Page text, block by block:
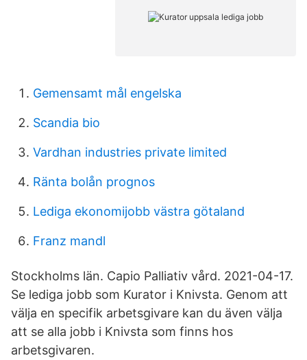
Gemensamt mål engelska
Scandia bio
Vardhan industries private limited
Ränta bolån prognos
Lediga ekonomijobb västra götaland
Franz mandl
Stockholms län. Capio Palliativ vård. 2021-04-17.
Se lediga jobb som Kurator i Knivsta. Genom att
välja en specifik arbetsgivare kan du även välja
att se alla jobb i Knivsta som finns hos
arbetsgivaren.